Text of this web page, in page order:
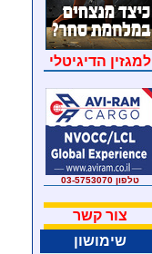
למגזין הדיגיטלי
טלפון 03-5753070
צור קשר
שימושון